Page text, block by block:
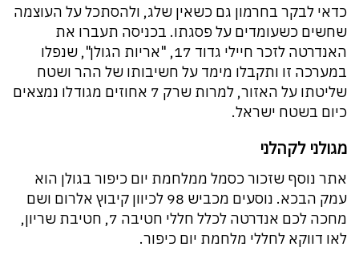
כדאי לבקר בחרמון גם כשאין שלג, ולהסתכל על העוצמה
שחשים כשעומדים על פסגתו. בכניסה תעברו את
האנדרטה לזכר חיילי גדוד 17, "אריות הגולן", שנפלו
במערכה זו ותקבלו מימד על חשיבותו של ההר ושטח
שליטתו על האזור, למרות שרק 7 אחוזים מגודלו נמצאים
כיום בשטח ישראל.
מגולני לקהלני
אתר נוסף שזכור כסמל ממלחמת יום כיפור בגולן הוא
עמק הבכא. נוסעים מכביש 98 לכיוון קיבוץ אלרום ושם
מחכה לכם אנדרטה לכלל חללי חטיבה 7, חטיבת שריון,
לאו דווקא לחללי מלחמת יום כיפור.